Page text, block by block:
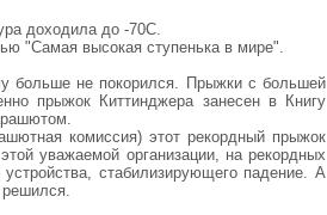
доходила до -70С.
"Самая высокая ступенька в мире".
больше не покорился. Прыжки с большей
прыжок Киттинджера занесен в Книгу
комиссия) этот рекордный прыжок
уважаемой организации, на рекордных
стабилизирующего падение. А